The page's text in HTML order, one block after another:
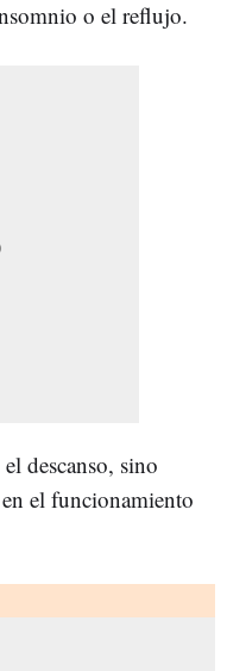
o el reflujo.
descanso, sino
el funcionamiento